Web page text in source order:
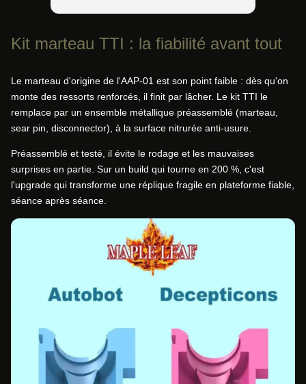
Kit marteau TTI : la fiabilité avant tout
Le marteau d'origine de l'AAP-01 est son point faible : dès qu'on
monte des ressorts renforcés, il finit par lâcher. Le kit TTI le
remplace par un ensemble métallique préassemblé (marteau,
sear pin, disconnector), à la surface nitrurée anti-usure.
Préassemblé et testé, il évite le rodage et les mauvaises
surprises en partie. Sur un build qui tourne en 200 %, c'est
l'upgrade qui transforme une réplique fragile en plateforme fiable,
séance après séance.